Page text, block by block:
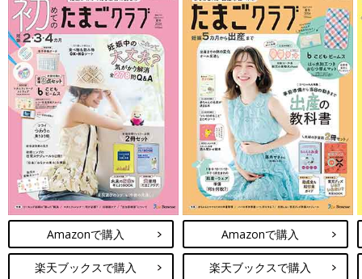
Amazonで購入
楽天ブックスで購入
Amazonで購入
楽天ブックスで購入